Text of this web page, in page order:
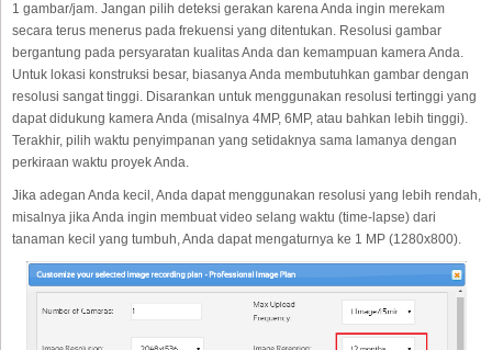
1 gambar/jam. Jangan pilih deteksi gerakan karena Anda ingin merekam
secara terus menerus pada frekuensi yang ditentukan. Resolusi gambar
bergantung pada persyaratan kualitas Anda dan kemampuan kamera Anda.
Untuk lokasi konstruksi besar, biasanya Anda membutuhkan gambar dengan
resolusi sangat tinggi. Disarankan untuk menggunakan resolusi tertinggi yang
dapat didukung kamera Anda (misalnya 4MP, 6MP, atau bahkan lebih tinggi).
Terakhir, pilih waktu penyimpanan yang setidaknya sama lamanya dengan
perkiraan waktu proyek Anda.
Jika adegan Anda kecil, Anda dapat menggunakan resolusi yang lebih rendah,
misalnya jika Anda ingin membuat video selang waktu (time-lapse) dari
tanaman kecil yang tumbuh, Anda dapat mengaturnya ke 1 MP (1280x800).